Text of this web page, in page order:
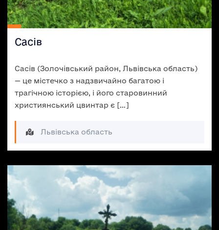
Сасів
Сасів (Золочівський район, Львівська область)
— це містечко з надзвичайно багатою і
трагічною історією, і його старовинний
християнський цвинтар є […]
Львівська область